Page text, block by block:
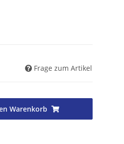
Frage zum Artikel
Warenkorb